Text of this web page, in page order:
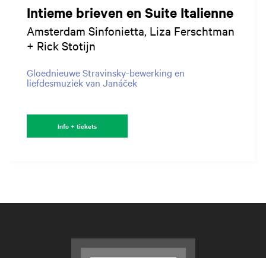
Intieme brieven en Suite Italienne
Amsterdam Sinfonietta, Liza Ferschtman
+ Rick Stotijn
Gloednieuwe Stravinsky-bewerking en
liefdesmuziek van Janáček
Info + tickets